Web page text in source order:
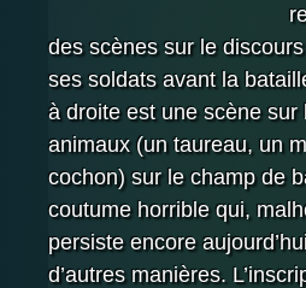
des scènes sur le
ses soldats avant la
à droite est une scène sur
animaux (un taureau, un
cochon) sur le champ de
coutume horrible qui,
persiste encore
d’autres manières.